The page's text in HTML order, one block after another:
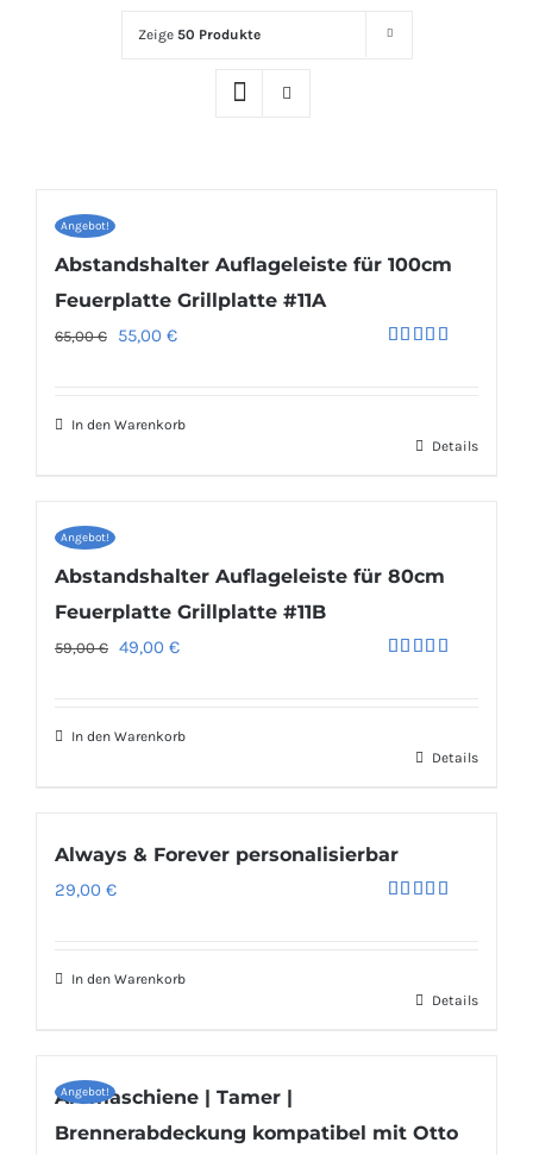
Zeige 50 Produkte
Angebot!
Abstandshalter Auflageleiste für 100cm
Feuerplatte Grillplatte #11A
65,00€
Ursprünglicher
65,00 €
55,00 €Aktueller
55,00 €.
In den Warenkorb
Details
Angebot!
Abstandshalter Auflageleiste für 80cm
Feuerplatte Grillplatte #11B
59,00€ Ursprünglicher
59,00 €
49,00 €Aktueller
49,00 €.
In den Warenkorb
Details
Always & Forever personalisierbar
29,00 €
In den Warenkorb
Details
Angebot!
Aromaschiene | Tamer |
Brennerabdeckung kompatibel mit Otto